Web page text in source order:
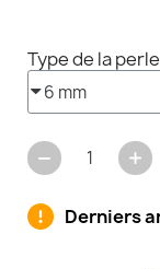
Type de la perle
Derniers